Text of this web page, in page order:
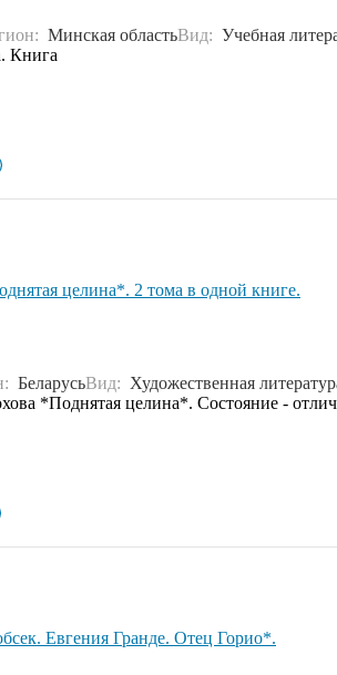
Минская областьВид: Учебная
Книга
целина*. 2 тома в одной книге.
БеларусьВид: Художественная
*Поднятая целина*. Состояние -
Евгения Гранде. Отец Горио*.